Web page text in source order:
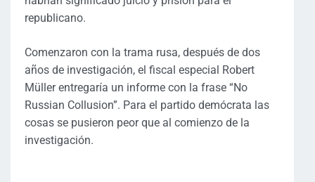
republicano.
Comenzaron con la trama rusa, después de dos
años de investigación, el fiscal especial Robert
Müller entregaría un informe con la frase “No
Russian Collusion”. Para el partido demócrata las
cosas se pusieron peor que al comienzo de la
investigación.